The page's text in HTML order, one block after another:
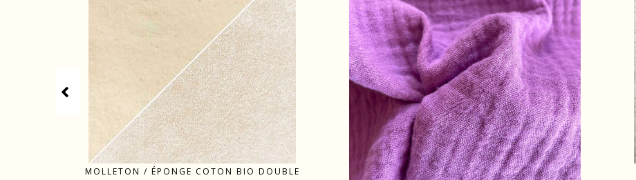
MOLLETON / ÉPONGE COTON BIO DOUBLE